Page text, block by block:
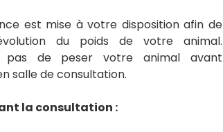
est mise à votre disposition afin de
du poids de votre animal.
pas de peser votre animal avant
salle de consultation.
la consultation :